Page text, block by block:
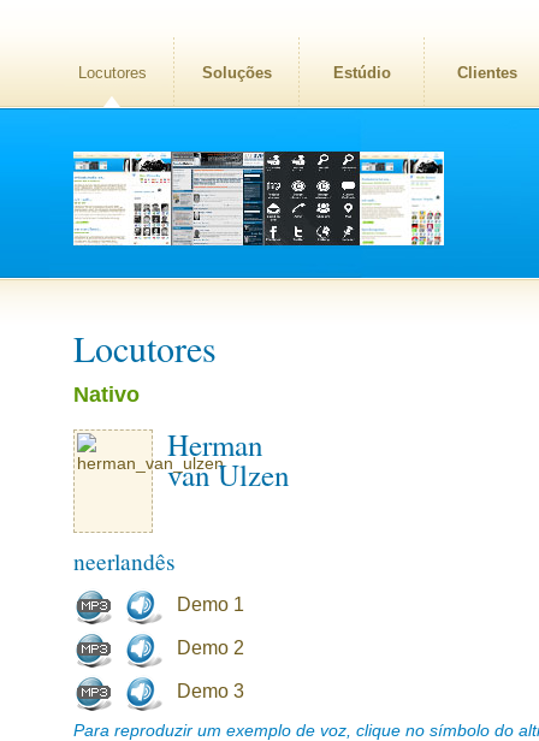
Locutores Soluções Estúdio Clientes
Locutores
Nativo
Herman
van Ulzen
neerlandês
Demo 1
Demo 2
Demo 3
Para reproduzir um exemplo de voz, clique no símbolo do